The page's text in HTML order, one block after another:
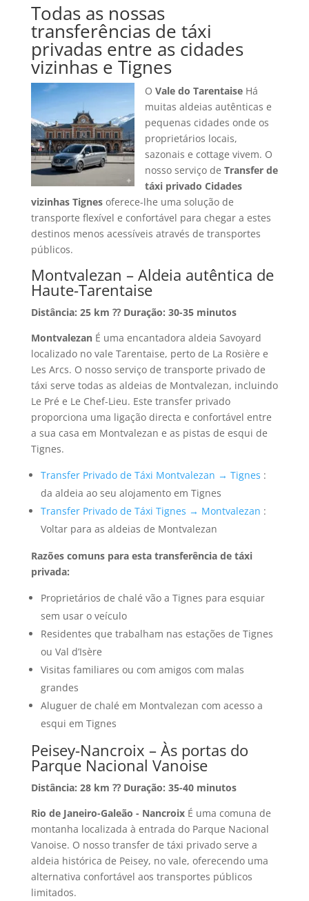
Todas as nossas
transferências de táxi
privadas entre as cidades
vizinhas e Tignes
O Vale do TarentaiseHá
muitas aldeias autênticas e
pequenas cidades onde os
proprietários locais,
sazonais e cottage vivem. O
nosso serviço de Transfer de
táxi privado Cidades
vizinhas Tignesoferece-lhe uma solução de
transporte flexível e confortável para chegar a estes
destinos menos acessíveis através de transportes
públicos.
Montvalezan – Aldeia autêntica de
Haute-Tarentaise
Distância: 25 km ⁇ Duração: 30-35 minutos
MontvalezanÉ uma encantadora aldeia Savoyard
localizado no vale Tarentaise, perto de La Rosière e
Les Arcs. O nosso serviço de transporte privado de
táxi serve todas as aldeias de Montvalezan, incluindo
Le Pré e Le Chef-Lieu. Este transfer privado
proporciona uma ligação directa e confortável entre
a sua casa em Montvalezan e as pistas de esqui de
Tignes.
Transfer Privado de Táxi Montvalezan → Tignes :
da aldeia ao seu alojamento em Tignes
Transfer Privado de Táxi Tignes → Montvalezan :
Voltar para as aldeias de Montvalezan
Razões comuns para esta transferência de táxi
privada:
Proprietários de chalé vão a Tignes para esquiar
sem usar o veículo
Residentes que trabalham nas estações de Tignes
ou Val d’Isère
Visitas familiares ou com amigos com malas
grandes
Aluguer de chalé em Montvalezan com acesso a
esqui em Tignes
Peisey-Nancroix – Às portas do
Parque Nacional Vanoise
Distância: 28 km ⁇ Duração: 35-40 minutos
Rio de Janeiro-Galeão - NancroixÉ uma comuna de
montanha localizada à entrada do Parque Nacional
Vanoise. O nosso transfer de táxi privado serve a
aldeia histórica de Peisey, no vale, oferecendo uma
alternativa confortável aos transportes públicos
limitados.